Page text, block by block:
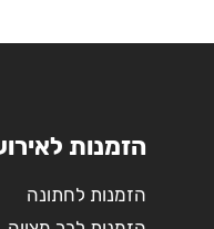
הזמנות
הזמנות לחתונה